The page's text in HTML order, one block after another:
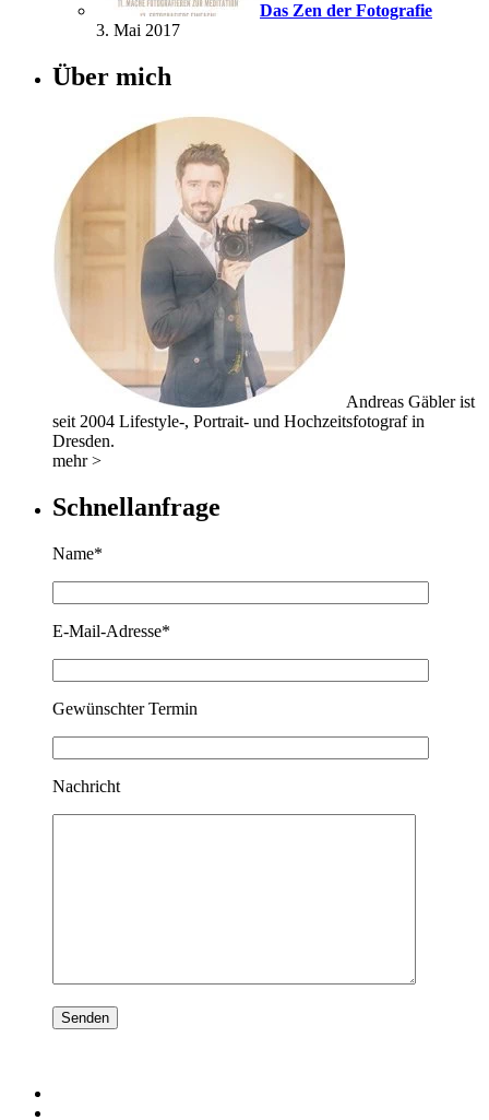
Das Zen der Fotografie
3. Mai 2017
Über mich
Andreas Gäbler ist
seit 2004 Lifestyle-, Portrait- und Hochzeitsfotograf in
Dresden.
mehr >
Schnellanfrage
Name*
E-Mail-Adresse*
Gewünschter Termin
Nachricht